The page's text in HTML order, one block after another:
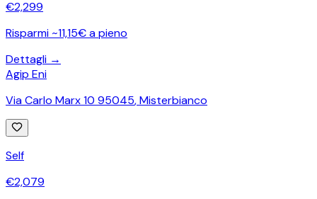
€2,299
Risparmi ~11,15€ a pieno
Dettagli →
Agip Eni
Via Carlo Marx 10 95045,Misterbianco
Self
€2,079